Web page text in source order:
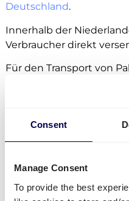
Consent
Manage Consent
To provide the best
Deutschland.
Innerhalb der
Verbraucher direkt
Für den Transport von
Als zusätzlich buchbare
Von der Niederlande aus
holländischen Städte